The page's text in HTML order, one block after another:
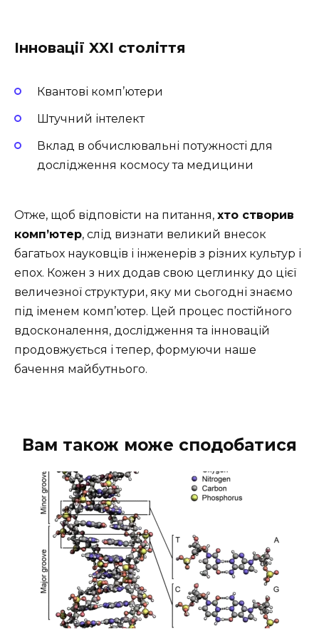
Інновації XXI століття
Квантові комп’ютери
Штучний інтелект
Вклад в обчислювальні потужності для
дослідження космосу та медицини
Отже, щоб відповісти на питання, хто створив
комп’ютер, слід визнати великий внесок
багатьох науковців і інженерів з різних культур і
епох. Кожен з них додав свою цеглинку до цієї
величезної структури, яку ми сьогодні знаємо
під іменем комп’ютер. Цей процес постійного
вдосконалення, дослідження та інновацій
продовжується і тепер, формуючи наше
бачення майбутнього.
Вам також може сподобатися